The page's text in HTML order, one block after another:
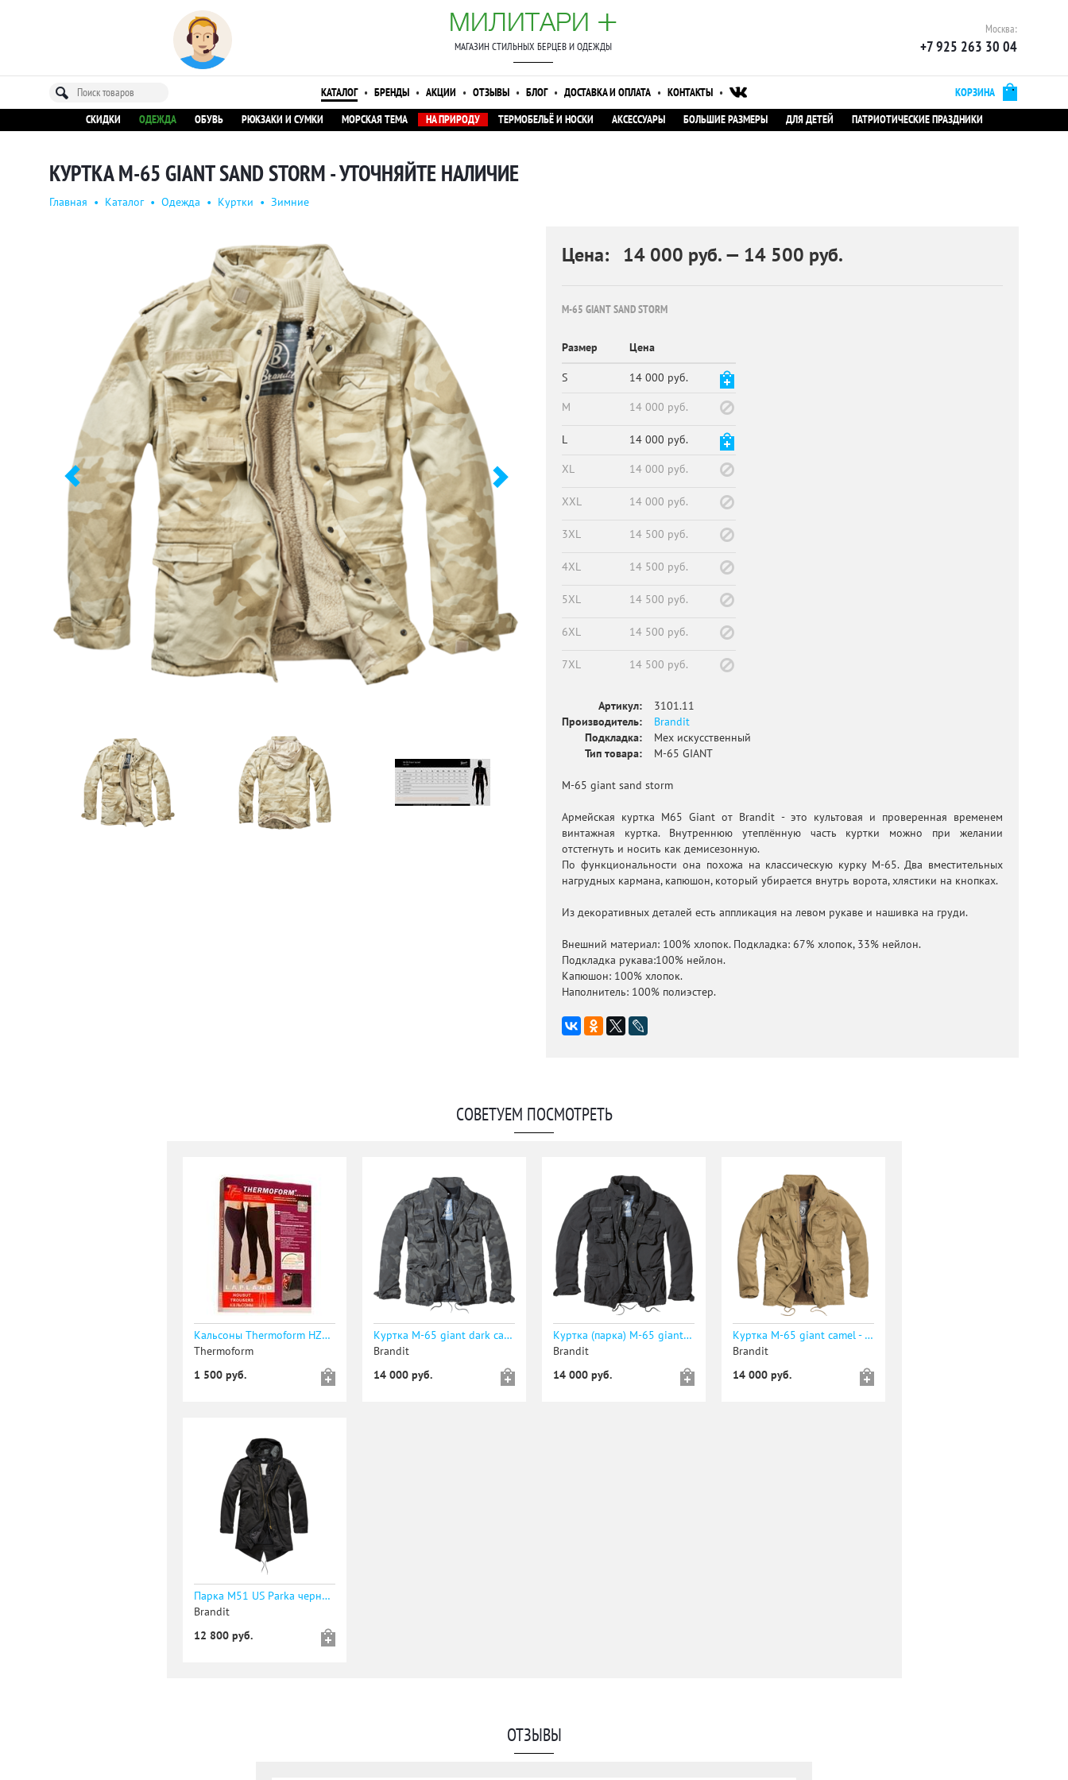
МИЛИТАРИ +
МАГАЗИН СТИЛЬНЫХ БЕРЦЕВ И ОДЕЖДЫ
Москва:
+7 925 263 30 04
КАТАЛОГ • БРЕНДЫ • АКЦИИ • ОТЗЫВЫ • БЛОГ • ДОСТАВКА И ОПЛАТА • КОНТАКТЫ •
КОРЗИНА
СКИДКИ
ОДЕЖДА ОБУВЬ РЮКЗАКИ И СУМКИ МОРСКАЯ ТЕМА НА ПРИРОДУ ТЕРМОБЕЛЬЁ И НОСКИ АКСЕССУАРЫ БОЛЬШИЕ РАЗМЕРЫ ДЛЯ ДЕТЕЙ ПАТРИОТИЧЕСКИЕ ПРАЗДНИКИ
КУРТКА M-65 GIANT SAND STORM - УТОЧНЯЙТЕ НАЛИЧИЕ
Главная • Каталог • Одежда • Куртки • Зимние
Цена: 14 000 руб. — 14 500 руб.
M-65 GIANT SAND STORM
Размер Цена
S 14 000 руб.
M 14 000 руб.
L 14 000 руб.
XL 14 000 руб.
XXL 14 000 руб.
3XL 14 500 руб.
4XL 14 500 руб.
5XL 14 500 руб.
6XL 14 500 руб.
7XL 14 500 руб.
Артикул:
3101.11
Производитель:
Brandit
Подкладка:
Мех искусственный
Тип товара:
М-65 GIANT
M-65 giant sand storm
Армейская куртка M65 Giant от Brandit - это культовая и проверенная временем
винтажная куртка. Внутреннюю утеплённую часть куртки можно при желании
отстегнуть и носить как демисезонную.
По функциональности она похожа на классическую курку М-65. Два вместительных
нагрудных кармана, капюшон, который убирается внутрь ворота, хлястики на кнопках.
Из декоративных деталей есть аппликация на левом рукаве и нашивка на груди.
Внешний материал: 100% хлопок. Подкладка: 67% хлопок, 33% нейлон.
Подкладка рукава:100% нейлон.
Капюшон: 100% хлопок.
Наполнитель: 100% полиэстер.
СОВЕТУЕМ ПОСМОТРЕТЬ
Кальсоны Thermoform HZT 12-005. 50% хлопок, 50% синтетика
Thermoform
1 500 руб.
Куртка M-65 giant dark camo - уточняйте наличие
Brandit
14 000 руб.
Куртка (парка) M-65 giant чёрная - уточняйте наличие
Brandit
14 000 руб.
Куртка M-65 giant camel - уточняйте наличие
Brandit
14 000 руб.
Парка M51 US Parka черная - уточняйте наличие
Brandit
12 800 руб.
ОТЗЫВЫ